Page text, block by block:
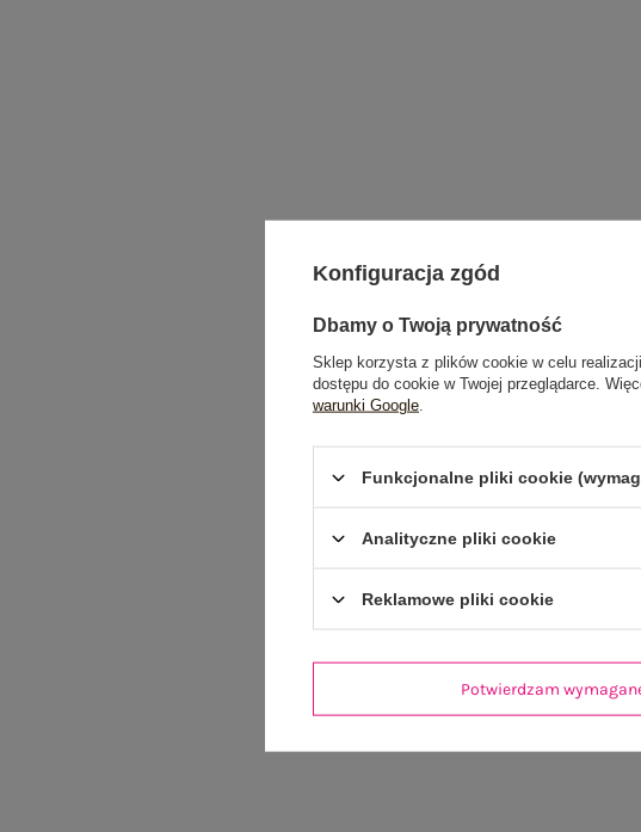
Konfiguracja zgód
Dbamy o Twoją prywatność
Sklep korzysta z plików cookie w celu
dostępu do cookie w Twojej przeglądarce.
warunki Google
Funkcjonalne pliki cookie
Analityczne pliki cookie
Reklamowe pliki cookie
Potwierdzam